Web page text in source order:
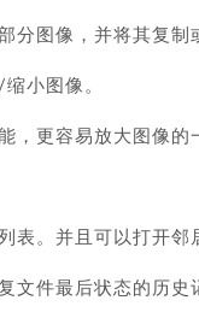
分图像，并将其复制
小图像。
，更容易放大图像的
表。并且可以打开邻
文件最后状态的历史